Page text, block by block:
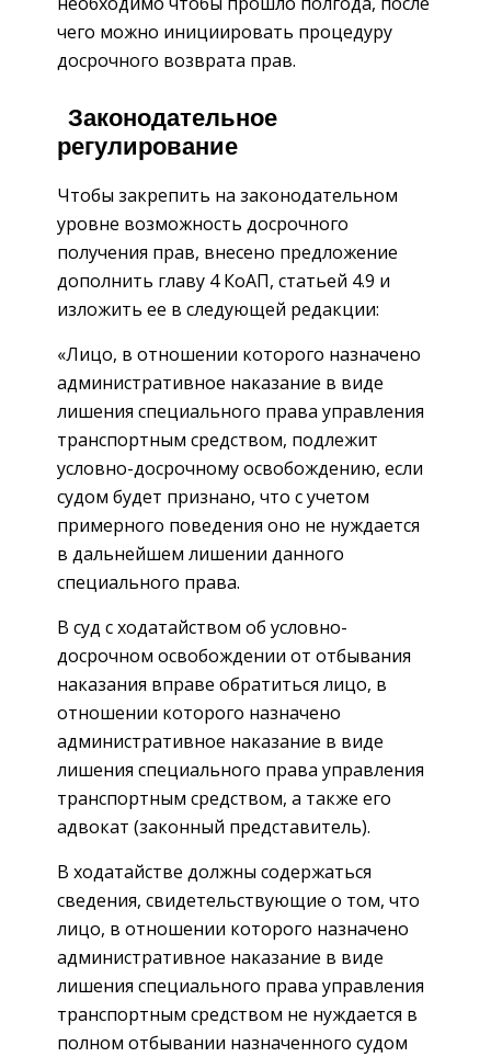
чего можно инициировать процедуру
досрочного возврата прав.
Законодательное
регулирование
Чтобы закрепить на законодательном
уровне возможность досрочного
получения прав, внесено предложение
дополнить главу 4 КоАП, статьей 4.9 и
изложить ее в следующей редакции:
«Лицо, в отношении которого назначено
административное наказание в виде
лишения специального права управления
транспортным средством, подлежит
условно-досрочному освобождению, если
судом будет признано, что с учетом
примерного поведения оно не нуждается
в дальнейшем лишении данного
специального права.
В суд с ходатайством об условно-
досрочном освобождении от отбывания
наказания вправе обратиться лицо, в
отношении которого назначено
административное наказание в виде
лишения специального права управления
транспортным средством, а также его
адвокат (законный представитель).
В ходатайстве должны содержаться
сведения, свидетельствующие о том, что
лицо, в отношении которого назначено
административное наказание в виде
лишения специального права управления
транспортным средством не нуждается в
полном отбывании назначенного судом